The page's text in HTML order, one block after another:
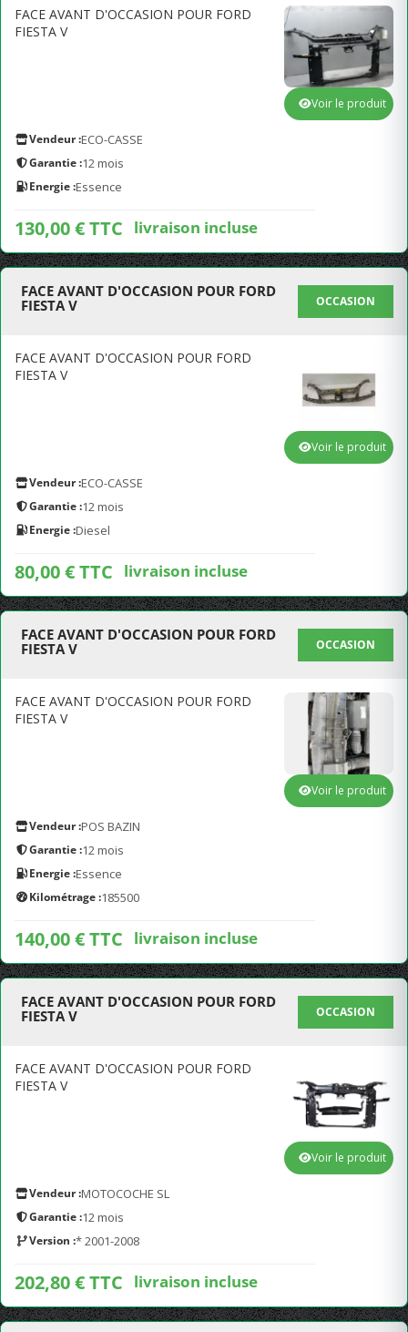
FACE AVANT D'OCCASION POUR FORD
FIESTA V
Vendeur :ECO-CASSE
Garantie :12 mois
Energie :Essence
130,00 € TTC livraison incluse
Voir le produit
FACE AVANT D'OCCASION POUR FORD
FIESTA V
OCCASION
FACE AVANT D'OCCASION POUR FORD
FIESTA V
Vendeur :ECO-CASSE
Garantie :12 mois
Energie :Diesel
80,00 € TTC livraison incluse
Voir le produit
FACE AVANT D'OCCASION POUR FORD
FIESTA V
OCCASION
FACE AVANT D'OCCASION POUR FORD
FIESTA V
Vendeur :POS BAZIN
Garantie :12 mois
Energie :Essence
Kilométrage :185500
140,00 € TTC livraison incluse
Voir le produit
FACE AVANT D'OCCASION POUR FORD
FIESTA V
OCCASION
FACE AVANT D'OCCASION POUR FORD
FIESTA V
Vendeur :MOTOCOCHE SL
Garantie :12 mois
Version :* 2001-2008
202,80 € TTC livraison incluse
Voir le produit